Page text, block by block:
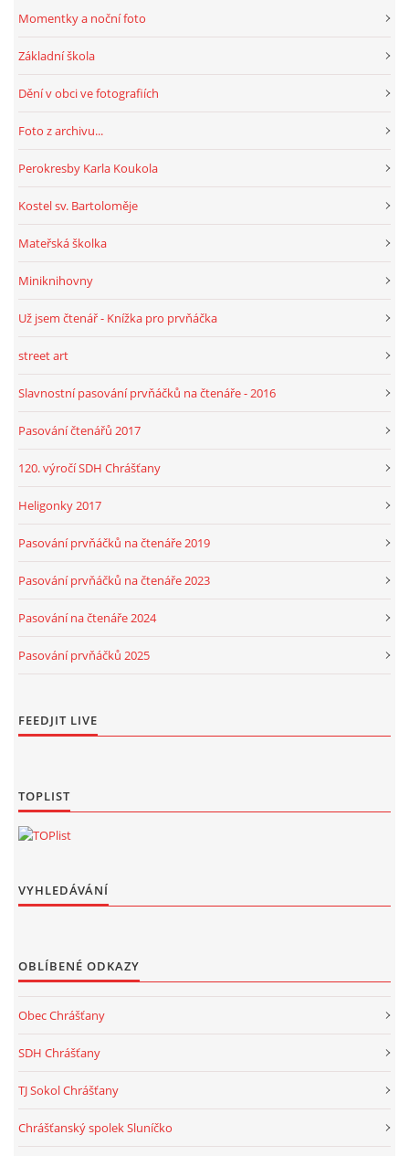
HRY, KVÍZY, VZDĚLÁVÁNÍ ON-LINE
© 2026 eStránky.cz Aktualizováno: 1. 8. 2026
Momentky a noční foto
Základní škola
Dění v obci ve fotografiích
Foto z archivu...
Perokresby Karla Koukola
Kostel sv. Bartoloměje
Mateřská školka
Miniknihovny
Už jsem čtenář - Knížka pro prvňáčka
street art
Slavnostní pasování prvňáčků na čtenáře - 2016
Pasování čtenářů 2017
120. výročí SDH Chrášťany
Heligonky 2017
Pasování prvňáčků na čtenáře 2019
Pasování prvňáčků na čtenáře 2023
Pasování na čtenáře 2024
Pasování prvňáčků 2025
FEEDJIT LIVE
TOPLIST
VYHLEDÁVÁNÍ
OBLÍBENÉ ODKAZY
Obec Chrášťany
SDH Chrášťany
TJ Sokol Chrášťany
Chrášťanský spolek Sluníčko